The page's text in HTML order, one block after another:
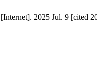
2025 Jul. 9 [cited